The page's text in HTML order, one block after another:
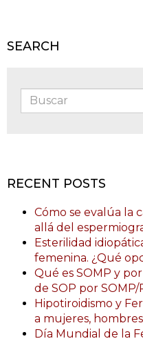
SEARCH
Buscar:
RECENT POSTS
Cómo se evalúa la
allá del
Esterilidad
femenina. ¿Qué
Qué es SOMP y
de SOP por SOMP/
Hipotiroidismo y
a mujeres,
Día Mundial de la